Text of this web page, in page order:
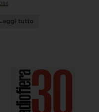
€
Leggi tutto